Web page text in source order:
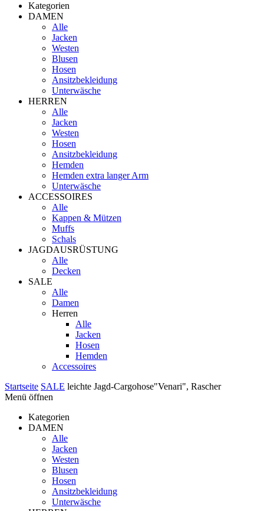
Kategorien
DAMEN
Alle
Jacken
Westen
Blusen
Hosen
Ansitzbekleidung
Unterwäsche
HERREN
Alle
Jacken
Westen
Hosen
Ansitzbekleidung
Hemden
Hemden extra langer Arm
Unterwäsche
ACCESSOIRES
Alle
Kappen & Mützen
Muffs
Schals
JAGDAUSRÜSTUNG
Alle
Decken
SALE
Alle
Damen
Herren
Alle
Jacken
Hosen
Hemden
Accessoires
Startseite SALE leichte Jagd-Cargohose"Venari", Rascher
Menü öffnen
Kategorien
DAMEN
Alle
Jacken
Westen
Blusen
Hosen
Ansitzbekleidung
Unterwäsche